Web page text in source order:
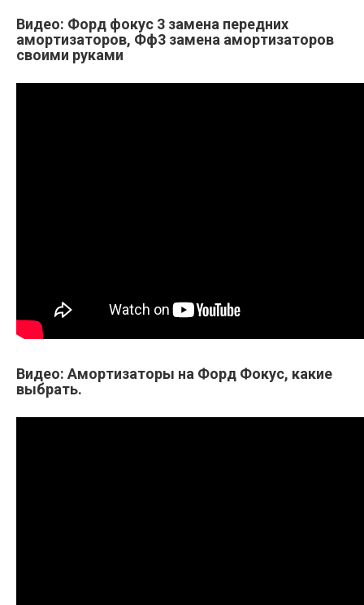
Видео: Форд фокус 3 замена передних
амортизаторов, Фф3 замена амортизаторов
своими руками
Видео: Амортизаторы на Форд Фокус, какие
выбрать.